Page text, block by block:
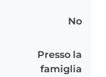
No
Presso la
famiglia